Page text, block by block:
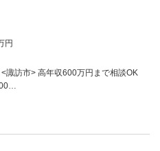
円
諏訪市> 高年収600万円まで相談OK